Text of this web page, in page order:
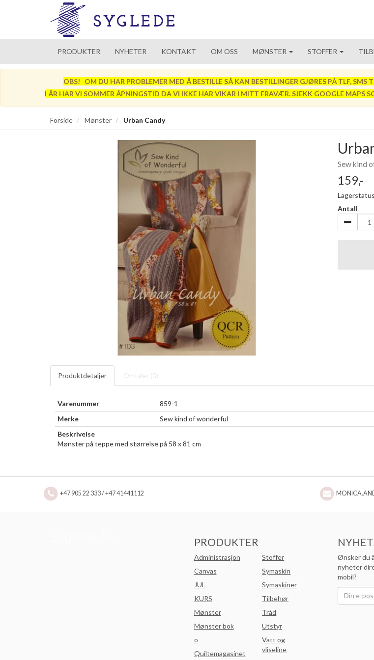
PRODUKTER NYHETER KONTAKT OM OSS MØNSTER STOFFER
OBS! OM DU HAR PROBLEMER MED Å BESTILLE SÅ KAN BESTILLINGER GJØRES PÅ TLF,
I ÅR HAR VI SOMMER ÅPNINGSTID DA VI IKKE HAR VIKAR I MITT FRAVÆR. SJEKK GOOGLE MAPS
Forside Mønster Urban Candy
Sew kind
159,-
Antall
Produktdetaljer Omtaler (0)
Varenummer
859-1
Merke
Sew kind of wonderful
Beskrivelse
Mønster på teppe med størrelse på 58 x 81 cm
+47 905 22 333 / +47 41441112
PRODUKTER
Administrasjon
Canvas
JUL
KURS
Mønster
Mønster bok
o
Quiltemagasinet
Stoffer
Symaskin
Symaskiner
Tilbehør
Tråd
Utstyr
Vatt og
vliseline
Ønsker du
nyheter
mobil?